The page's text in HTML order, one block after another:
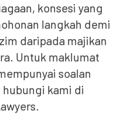
konsesi yang
langkah demi
daripada majikan
Untuk maklumat
soalan
kami di